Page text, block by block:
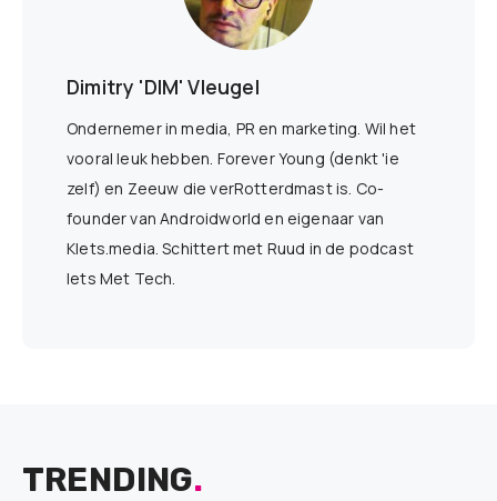
Dimitry 'DIM' Vleugel
Ondernemer in media, PR en marketing. Wil het
vooral leuk hebben. Forever Young (denkt 'ie
zelf) en Zeeuw die verRotterdmast is. Co-
founder van Androidworld en eigenaar van
Klets.media. Schittert met Ruud in de podcast
Iets Met Tech.
TRENDING.